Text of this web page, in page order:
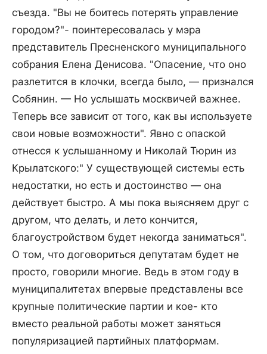
съезда. "Вы не боитесь потерять управление
городом?"- поинтересовалась у мэра
представитель Пресненского муниципального
собрания Елена Денисова. "Опасение, что оно
разлетится в клочки, всегда было, — признался
Собянин. — Но услышать москвичей важнее.
Теперь все зависит от того, как вы используете
свои новые возможности". Явно с опаской
отнесся к услышанному и Николай Тюрин из
Крылатского:" У существующей системы есть
недостатки, но есть и достоинство — она
действует быстро. А мы пока выясняем друг с
другом, что делать, и лето кончится,
благоустройством будет некогда заниматься".
О том, что договориться депутатам будет не
просто, говорили многие. Ведь в этом году в
муниципалитетах впервые представлены все
крупные политические партии и кое- кто
вместо реальной работы может заняться
популяризацией партийных платформам.